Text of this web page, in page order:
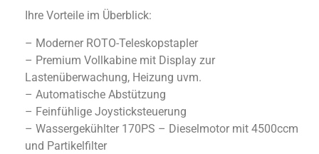
Ihre Vorteile im Überblick:
– Moderner ROTO-Teleskopstapler
– Premium Vollkabine mit Display zur
Lastenüberwachung, Heizung uvm.
– Automatische Abstützung
– Feinfühlige Joysticksteuerung
– Wassergekühlter 170PS – Dieselmotor mit 4500ccm
und Partikelfilter